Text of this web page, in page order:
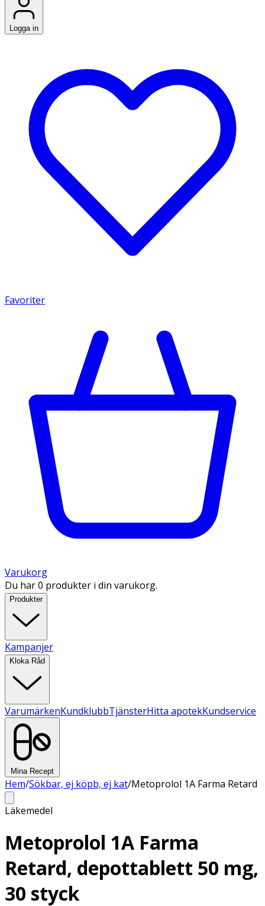
Logga in
Favoriter
Varukorg
Du har 0 produkter i din varukorg.
Produkter
Kampanjer
Kloka Råd
VarumärkenKundklubbTjänsterHitta apotekKundservice
Mina Recept
Hem/Sökbar, ej köpb, ej kat/Metoprolol 1A Farma Retard
Läkemedel
Metoprolol 1A Farma
Retard, depottablett 50 mg,
30 styck